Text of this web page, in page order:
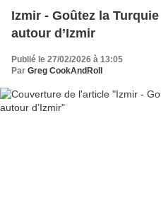
​Izmir - Goûtez la
autour d’Izmir
Publié le 27/02/2026 à 13:05
Par Greg CookAndRoll